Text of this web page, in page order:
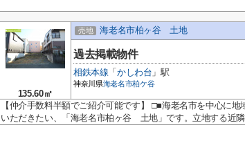
135.60㎡
売地 海老名市柏ヶ谷 土地
過去掲載物件
相鉄本線 「かしわ台 」駅
神奈川県海老名市柏ケ谷
【仲介手数料半額でご紹介可能です】 □■海老名市を中心に
いただきたい、「海老名市柏ヶ谷 土地」です。立地する近